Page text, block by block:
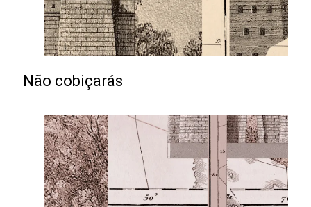
Não cobiçarás